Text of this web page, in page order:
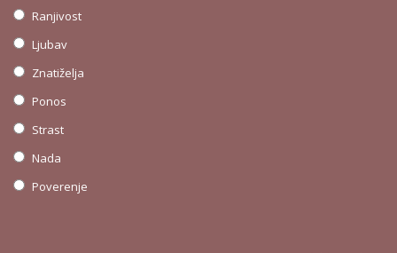
Ranjivost
Ljubav
Znatiželja
Ponos
Strast
Nada
Poverenje